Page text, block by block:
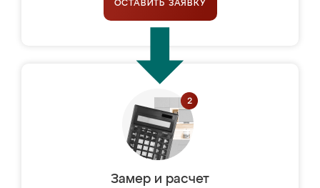
ОСТАВИТЬ ЗАЯВКУ
Замер и расчет